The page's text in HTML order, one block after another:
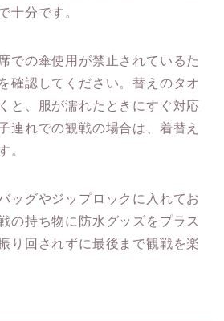
十分です。
での傘使用が禁止されているた
確認してください。替えのタオ
と、服が濡れたときにすぐ対応
連れでの観戦の場合は、着替え
。
ッグやジップロックに入れてお
の持ち物に防水グッズをプラス
り回されずに最後まで観戦を楽